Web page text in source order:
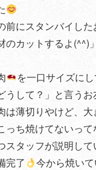
前にスタンバイし
のカットするよ
を一口サイズに
うして？」と言うお
は薄切りやけど、
っち焼けてないっ
スタッフが説明して
完了
今から焼い